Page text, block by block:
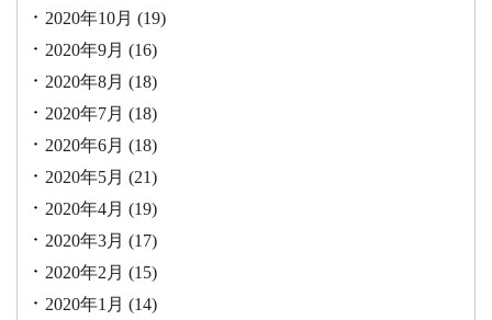
2020年10月 (19)
2020年9月 (16)
2020年8月 (18)
2020年7月 (18)
2020年6月 (18)
2020年5月 (21)
2020年4月 (19)
2020年3月 (17)
2020年2月 (15)
2020年1月 (14)